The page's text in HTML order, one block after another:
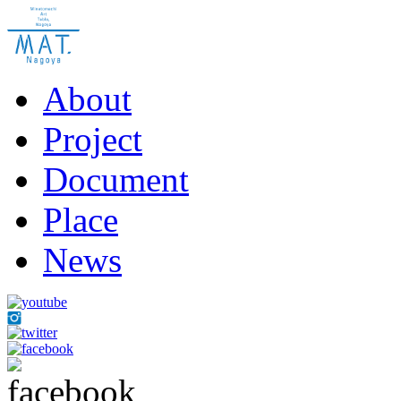
About
Project
Document
Place
News